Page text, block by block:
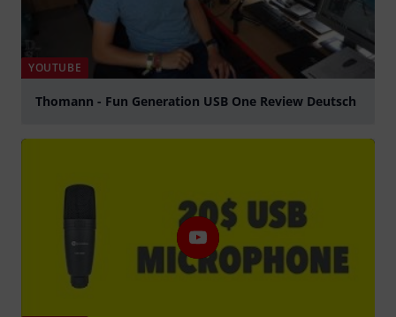
YOUTUBE
Thomann - Fun Generation USB One Review Deutsch